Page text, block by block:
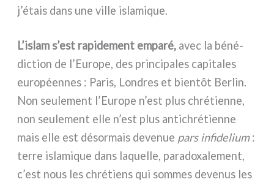
j’étais dans une vil­le isla­mi­que.
L’islam s’est rapi­de­ment empa­ré, avec la béné­
dic­tion de l’Europe, des prin­ci­pa­les capi­ta­les
euro­péen­nes : Paris, Londres et bien­tôt Berlin.
Non seu­le­ment l’Europe n’est plus chré­tien­ne,
non seu­le­ment elle n’est plus anti­chré­tien­ne
mais elle est désor­mais deve­nue pars infi­de­lium:
ter­re isla­mi­que dans laquel­le, para­do­xa­le­ment,
c’est nous les chré­tiens qui som­mes deve­nus les